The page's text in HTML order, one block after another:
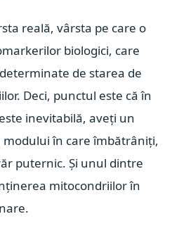
reală, vârsta pe care o
biologici, care
de starea de
Deci, punctul este că în
inevitabilă, aveți un
în care îmbătrâniți,
puternic. Și unul dintre
mitocondriilor în